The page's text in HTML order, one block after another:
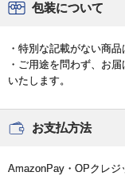
包装について
・特別な記載がない商
・ご用途を問わず、お
いたします。
お支払方法
AmazonPay・OPクレジ